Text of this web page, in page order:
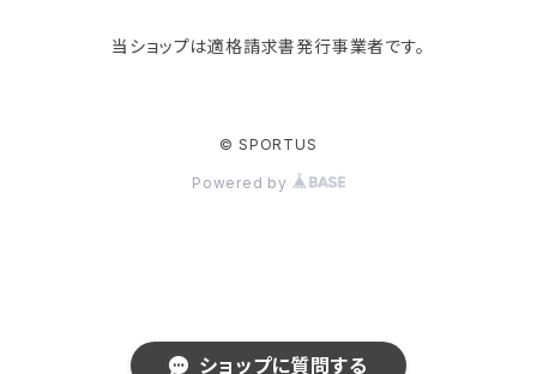
ショップに質問する
タブレットPCアクセサリー
当ショップは適格請求書発行事業者です。
© SPORTUS
Powered by